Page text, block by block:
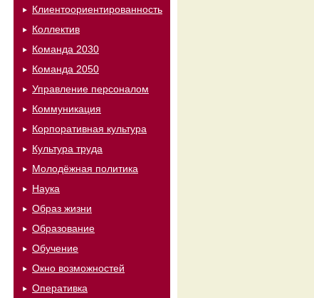
Клиентоориентированность
Коллектив
Команда 2030
Команда 2050
Управление персоналом
Коммуникация
Корпоративная культура
Культура труда
Молодёжная политика
Наука
Образ жизни
Образование
Обучение
Окно возможностей
Оперативка